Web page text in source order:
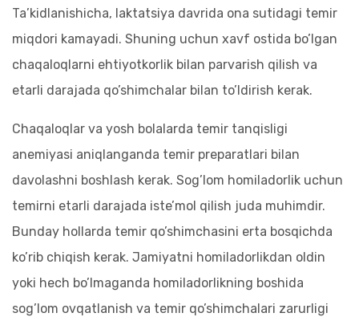
Ta’kidlanishicha, laktatsiya davrida ona sutidagi temir
miqdori kamayadi. Shuning uchun xavf ostida bo’lgan
chaqaloqlarni ehtiyotkorlik bilan parvarish qilish va
etarli darajada qo’shimchalar bilan to’ldirish kerak.
Chaqaloqlar va yosh bolalarda temir tanqisligi
anemiyasi aniqlanganda temir preparatlari bilan
davolashni boshlash kerak. Sog’lom homiladorlik uchun
temirni etarli darajada iste’mol qilish juda muhimdir.
Bunday hollarda temir qo’shimchasini erta bosqichda
ko’rib chiqish kerak. Jamiyatni homiladorlikdan oldin
yoki hech bo’lmaganda homiladorlikning boshida
sog’lom ovqatlanish va temir qo’shimchalari zarurligi